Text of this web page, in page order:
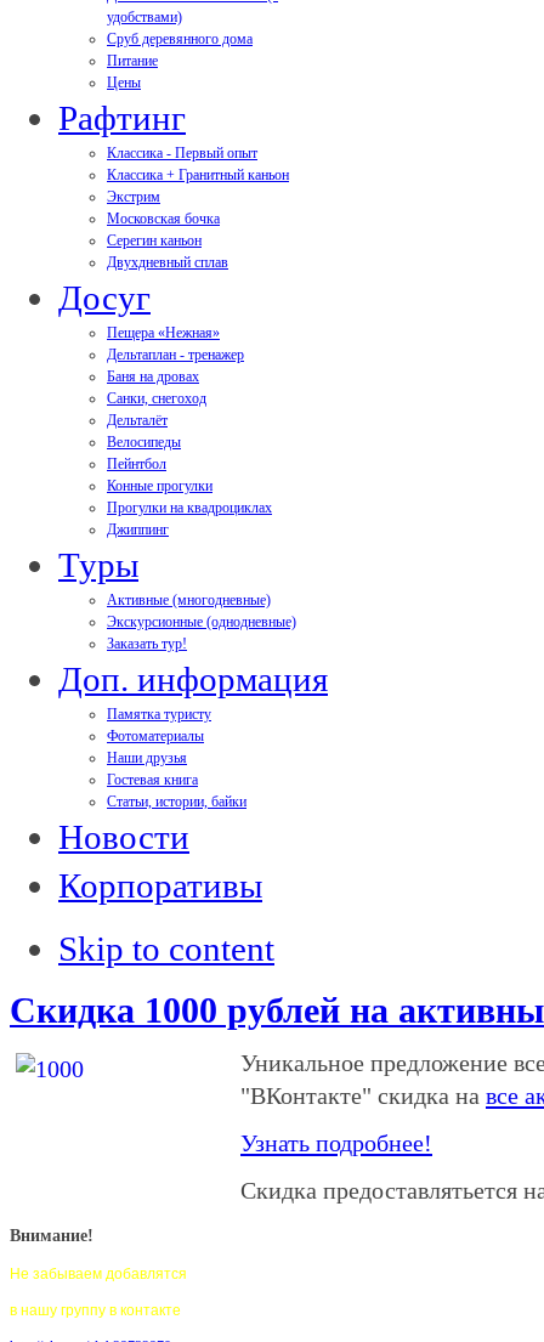
удобствами)
Сруб деревянного дома
Питание
Цены
Рафтинг
Классика - Первый опыт
Классика + Гранитный каньон
Экстрим
Московская бочка
Серегин каньон
Двухдневный сплав
Досуг
Пещера «Нежная»
Дельтаплан - тренажер
Баня на дровах
Cанки, снегоход
Дельталёт
Велосипеды
Пейнтбол
Конные прогулки
Прогулки на квадроциклах
Джиппинг
Туры
Активные (многодневные)
Экскурсионные (однодневные)
Заказать тур!
Доп. информация
Памятка туристу
Фотоматериалы
Наши друзья
Гостевая книга
Статьи, истории, байки
Новости
Корпоративы
Skip to content
Скидка 1000 рублей на
Уникальное предложение
"ВКонтакте" скидка на все
Узнать подробнее!
Скидка предоставлятьется
Внимание!
Не забываем добавлятся
в нашу группу в контакте